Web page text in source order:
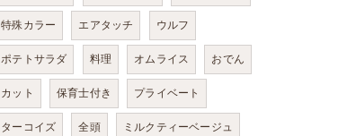
特殊カラー エアタッチ ウルフ
ポテトサラダ 料理 オムライス おでん
カット 保育士付き プライベート
ターコイズ 全頭 ミルクティーベージュ